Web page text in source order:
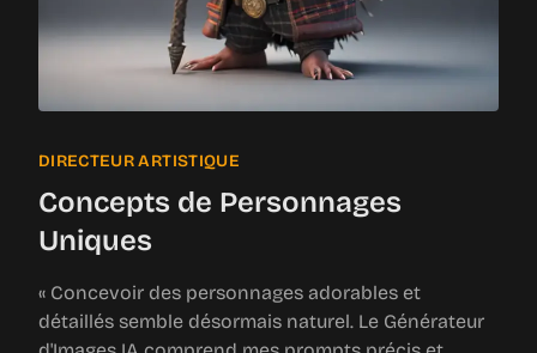
DIRECTEUR ARTISTIQUE
Concepts de Personnages
Uniques
« Concevoir des personnages adorables et
détaillés semble désormais naturel. Le Générateur